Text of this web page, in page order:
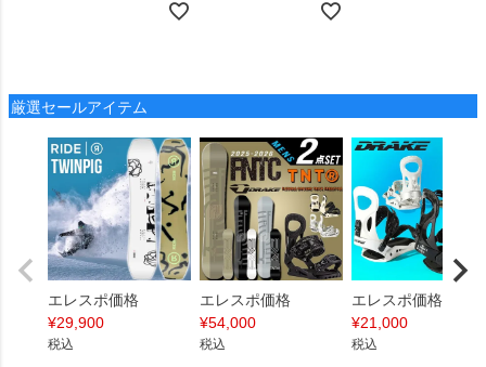
厳選セールアイテム
エレスポ価格
¥29,900
税込
エレスポ価格
¥54,000
税込
エレスポ価格
¥21,000
税込